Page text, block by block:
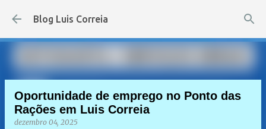
Pular para o conteúdo principal
Blog Luis Correia
Oportunidade de emprego no Ponto das
Rações em Luis Correia
dezembro 04, 2025